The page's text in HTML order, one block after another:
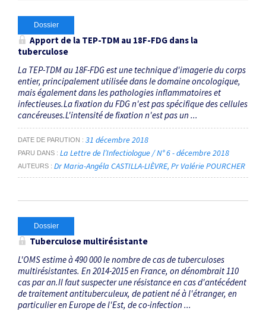
Dossier
Apport de la TEP-TDM au 18F-FDG dans la
tuberculose
La TEP-TDM au 18F-FDG est une technique d'imagerie du corps
entier, principalement utilisée dans le domaine oncologique,
mais également dans les pathologies inflammatoires et
infectieuses.La fixation du FDG n'est pas spécifique des cellules
cancéreuses.L'intensité de fixation n'est pas un ...
DATE DE PARUTION 31 décembre 2018
PARU DANS La Lettre de l’Infectiologue / N° 6 - décembre 2018
AUTEURS Dr Maria-Angéla CASTILLA-LIÈVRE Pr Valérie POURCHER
Dossier
Tuberculose multirésistante
L'OMS estime à 490 000 le nombre de cas de tuberculoses
multirésistantes. En 2014-2015 en France, on dénombrait 110
cas par an.Il faut suspecter une résistance en cas d'antécédent
de traitement antituberculeux, de patient né à l'étranger, en
particulier en Europe de l'Est, de co-infection ...